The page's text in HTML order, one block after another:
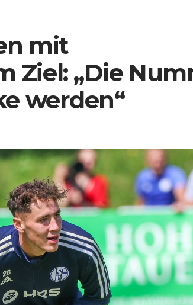
mit
Ziel: „Die
werden“